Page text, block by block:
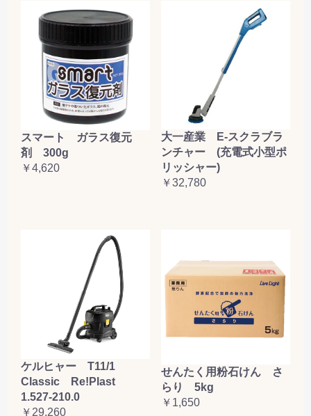
スマート ガラス復元
剤 300g
￥4,620
大一産業 E-スクラブラ
ンチャー (充電式小型ポ
リッシャー)
￥32,780
ケルヒャー T11/1
Classic Re!Plast
1.527-210.0
￥29,260
せんたく用粉石けん さ
らり 5kg
￥1,650